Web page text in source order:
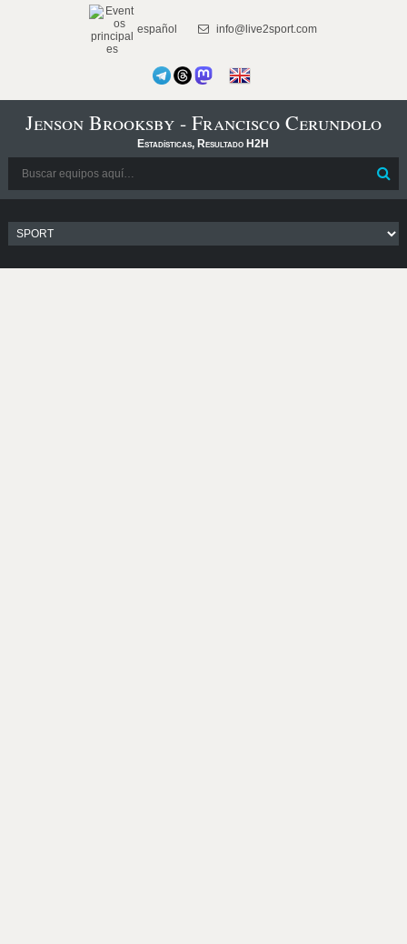
español info@live2sport.com
Jenson Brooksby - Francisco Cerundolo
Estadísticas, Resultado H2H